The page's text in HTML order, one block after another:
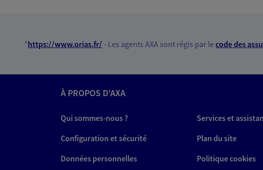
*https://www.orias.fr/ - Les agents AXA sont régis par lecode des
À PROPOS D'AXA
Qui sommes-nous ?
Services et
Configuration et sécurité
Plan du site
Données personnelles
Politique cookies